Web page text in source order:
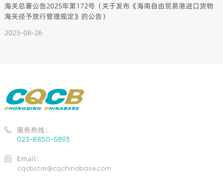
海关总署公告2025年第172号（关于发布《海南自由贸易港进口货物
海关径予放行管理规定》的公告）
2025-08-26
 服务热线：
023-8850-5893
 Email:
cqcbstar@cqchinabase.com